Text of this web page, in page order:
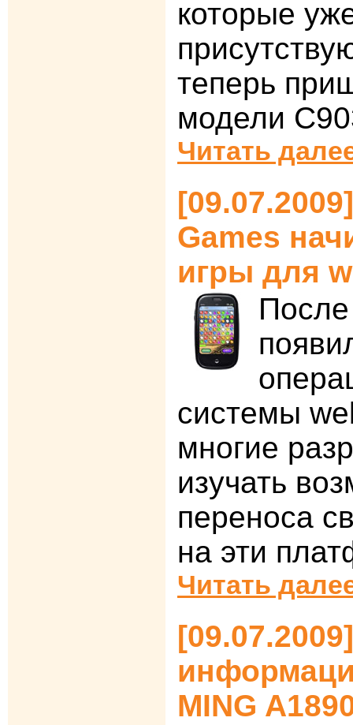
которые
теперь
модели
Читать
Games
игры для
После
системы
многие
изучать
переноса
на эти
Читать
MING